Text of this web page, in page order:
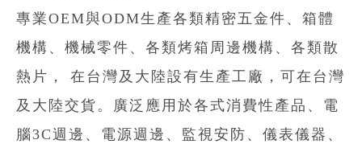
專業OEM與ODM生產各類精密五金件、箱體
機構、機械零件、各類烤箱周邊機構、各類散
熱片， 在台灣及大陸設有生產工廠，可在台灣
及大陸交貨。廣泛應用於各式消費性產品、電
腦3C週邊、電源週邊、監視安防、儀表儀器、